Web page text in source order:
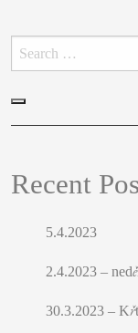
Hledat:
Hledat
Recent
5.4.2023
2.4.2023 –
30.3.2023 –